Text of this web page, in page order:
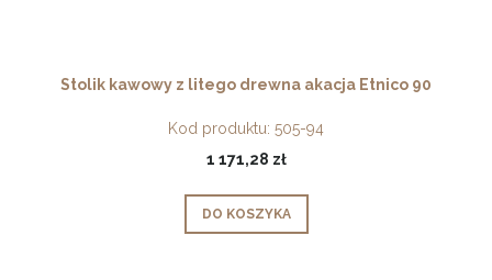
Stolik kawowy z litego drewna akacja Etnico 90
Kod produktu: 505-94
1 171,28 zł
DO KOSZYKA